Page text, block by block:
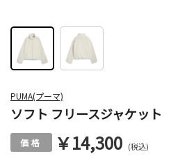
PUMA(プーマ)
ソフト フリースジャケット
￥14,300 (税込)